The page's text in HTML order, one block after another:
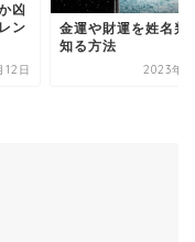
金運や財運を姓名判断で
知る方法
2023年6月8日